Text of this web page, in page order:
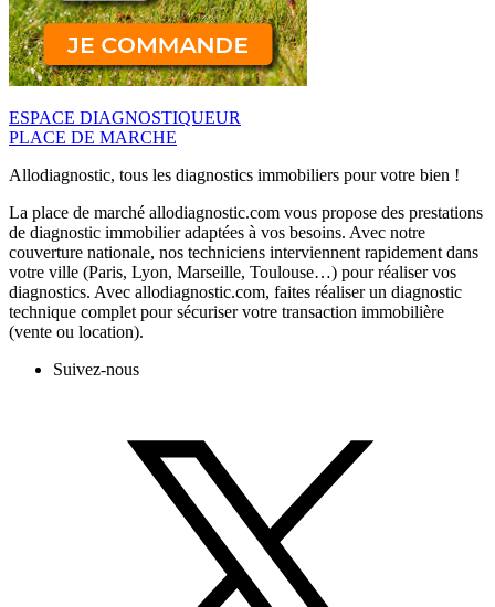
ESPACE DIAGNOSTIQUEUR
PLACE DE MARCHE
Allodiagnostic, tous les diagnostics immobiliers pour votre bien !
La place de marché allodiagnostic.com vous propose des prestations
de diagnostic immobilier adaptées à vos besoins. Avec notre
couverture nationale, nos techniciens interviennent rapidement dans
votre ville (Paris, Lyon, Marseille, Toulouse…) pour réaliser vos
diagnostics. Avec allodiagnostic.com, faites réaliser un diagnostic
technique complet pour sécuriser votre transaction immobilière
(vente ou location).
Suivez-nous